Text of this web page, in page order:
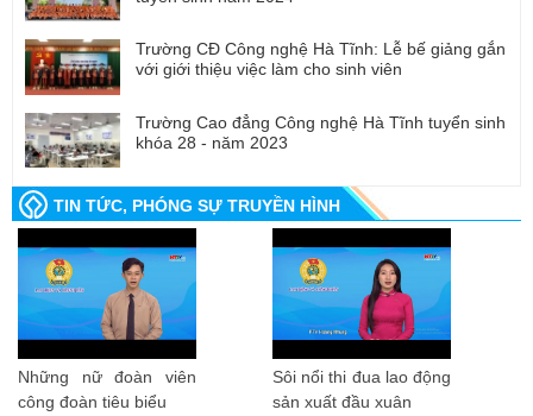
Trường CĐ Công nghệ Hà Tĩnh: Lễ bế giảng gắn
với giới thiệu việc làm cho sinh viên
Trường Cao đẳng Công nghệ Hà Tĩnh tuyển sinh
khóa 28 - năm 2023
TIN TỨC, PHÓNG SỰ TRUYỀN HÌNH
Những nữ đoàn viên
công đoàn tiêu biểu
Sôi nổi thi đua lao động
sản xuất đầu xuân